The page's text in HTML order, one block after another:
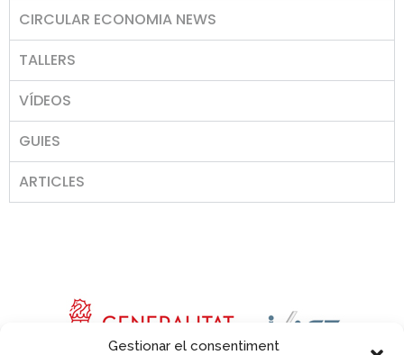
Gestionar el consentiment
CIRCULAR ECONOMIA NEWS
TALLERS
VÍDEOS
GUIES
ARTICLES